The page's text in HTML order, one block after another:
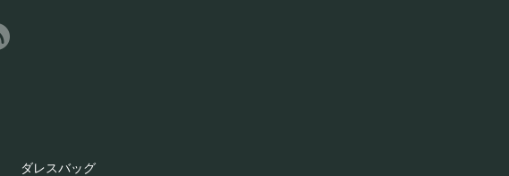
ダレスバッグ